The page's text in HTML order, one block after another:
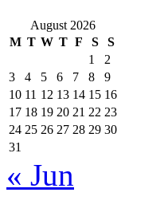
August 2026
M T W T F S
S
1
2
3
4 5 6 7 8
9
10 11 12 13 14 15 16
17 18 19 20 21 22 23
24 25 26 27 28 29 30
31
« Jun